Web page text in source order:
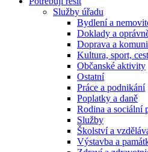
Služby úřadu
Bydlení a
Doklady a
Doprava a
Kultura, sport,
Občanské aktivity
Ostatní
Práce a podnikání
Poplatky a daně
Rodina a sociální
Služby
Školství a
Výstavba a